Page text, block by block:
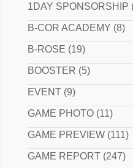
1DAY SPONSORSHIP
B-COR ACADEMY (8)
B-ROSE (19)
BOOSTER (5)
EVENT(9)
GAME PHOTO(11)
GAME PREVIEW(111)
GAME REPORT(247)